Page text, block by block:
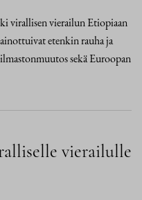
virallisen vierailun Etiopiaan
etenkin rauha ja
sekä Euroopan
vierailulle